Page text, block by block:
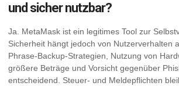
und sicher nutzbar?
Ja. MetaMask ist ein legitimes Tool zur
Sicherheit hängt jedoch von Nutzerverhalten
Phrase-Backup-Strategien, Nutzung von
größere Beträge und Vorsicht gegenüber
entscheidend. Steuer- und Meldepflichten